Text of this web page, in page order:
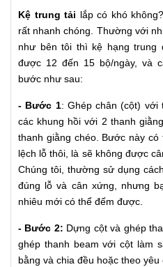
Kệ trung tải lắp có khó
rất nhanh chóng. Thường với
như bên tôi thì kệ hạng
được 12 đến 15 bộ/ngày, và
bước như sau:
- Bước 1: Ghép chân (cột) với
các khung hồi với 2 thanh
thanh giằng chéo. Bước này
lệch lỗ thôi, là sẽ không được
Chúng tôi, thường sử dụng
đúng lỗ và cân xứng, nhưng
nhiêu mới có thể đếm được.
- Bước 2: Dựng cột và ghép
ghép thanh beam với cột làm
bằng và chia đều hoặc theo yêu